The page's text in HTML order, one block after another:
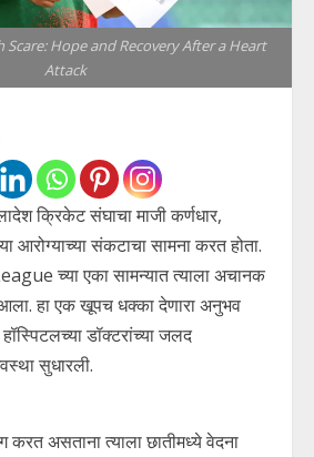
Scare: Hope and Recovery After a Heart
Attack
क्रिकेट संघाचा माजी कर्णधार,
आरोग्याच्या संकटाचा सामना करत होता.
च्या एका सामन्यात त्याला अचानक
हा एक खूपच धक्का देणारा अनुभव
डॉक्टरांच्या जलद
सुधारली.
करत असताना त्याला छातीमध्ये वेदना